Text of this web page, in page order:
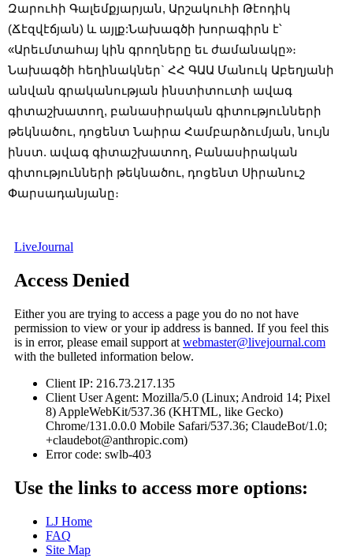
Զարուհի Գալեմքյարյան, Արշակուհի Թէոդիկ
(Ճէզվէճյան) և այլք:Նախագծի խորագիրն է՝
«Արեւմտահայ կին գրողները եւ ժամանակը»։
Նախագծի հեղինակներ` ՀՀ ԳԱԱ Մանուկ Աբեղյանի
անվան գրականության ինստիտուտի ավագ
գիտաշխատող, բանասիրական գիտությունների
թեկնածու, դոցենտ Նաիրա Համբարձումյան, նույն
ինստ. ավագ գիտաշխատող, Բանասիրական
գիտությունների թեկնածու, դոցենտ Սիրանուշ
Փարսադանյանը։